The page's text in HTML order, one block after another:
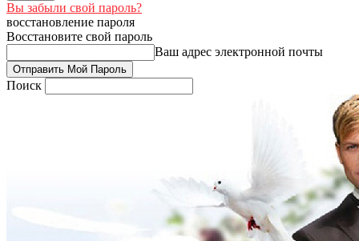
Вы забыли свой пароль?
восстановление пароля
Восстановите свой пароль
Ваш адрес электронной почты
Поиск